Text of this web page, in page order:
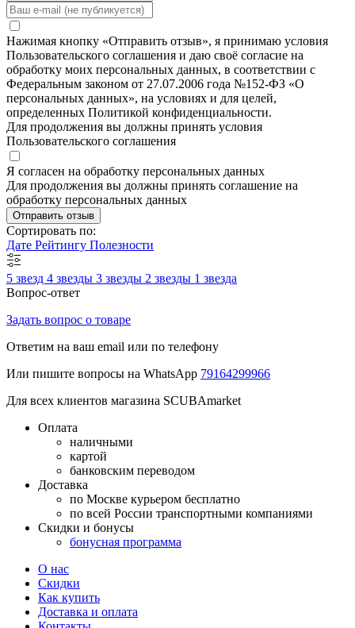
Нажимая кнопку «Отправить отзыв», я принимаю условия
Пользовательского соглашения и даю своё согласие на
обработку моих персональных данных, в соответствии с
Федеральным законом от 27.07.2006 года №152-ФЗ «О
персональных данных», на условиях и для целей,
определенных Политикой конфиденциальности.
Для продолжения вы должны принять условия
Пользовательского соглашения
Я согласен на обработку персональных данных
Для продолжения вы должны принять соглашение на
обработку персональных данных
Отправить отзыв
Сортировать по:
Дате Рейтингу Полезности
5 звезд 4 звезды 3 звезды 2 звезды 1 звезда
Вопрос-ответ
Задать вопрос о товаре
Ответим на ваш email или по телефону
Или пишите вопросы на WhatsApp 79164299966
Для всех клиентов магазина SCUBAmarket
Оплата
наличными
картой
банковским переводом
Доставка
по Москве курьером бесплатно
по всей России транспортными компаниями
Скидки и бонусы
бонусная программа
О нас
Скидки
Как купить
Доставка и оплата